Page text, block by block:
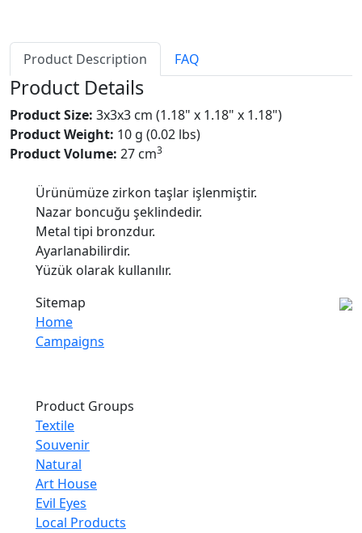
Product Description FAQ
Product Details
Product Size: 3x3x3 cm (1.18" x 1.18" x 1.18")
Product Weight: 10 g (0.02 lbs)
Product Volume: 27 cm3
Ürünümüze zirkon taşlar işlenmiştir.
Nazar boncuğu şeklindedir.
Metal tipi bronzdur.
Ayarlanabilirdir.
Yüzük olarak kullanılır.
Sitemap
Home
Campaigns
Product Groups
Textile
Souvenir
Natural
Art House
Evil Eyes
Local Products